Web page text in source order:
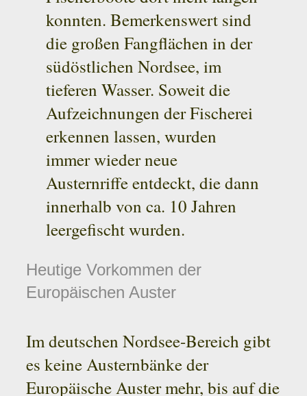
konnten. Bemerkenswert sind
die großen Fangflächen in der
südöstlichen Nordsee, im
tieferen Wasser. Soweit die
Aufzeichnungen der Fischerei
erkennen lassen, wurden
immer wieder neue
Austernriffe entdeckt, die dann
innerhalb von ca. 10 Jahren
leergefischt wurden.
Heutige Vorkommen der
Europäischen Auster
Im deutschen Nordsee-Bereich gibt
es keine Austernbänke der
Europäische Auster mehr, bis auf die